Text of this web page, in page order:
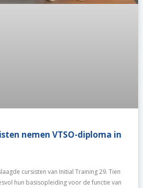
nemen VTSO-diploma in
cursisten van Initial Training 29. Tien
hun basisopleiding voor de functie van